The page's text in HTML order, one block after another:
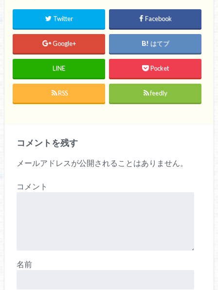
Twitter Facebook
Google+ はてブ
LINE Pocket
RSS feedly
コメントを残す
メールアドレスが公開されることはありません。
コメント
名前